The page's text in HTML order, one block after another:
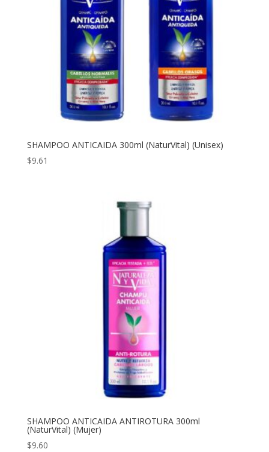
SHAMPOO ANTICAIDA 300ml (NaturVital) (Unisex)
$9.61
SHAMPOO ANTICAIDA ANTIROTURA 300ml
(NaturVital) (Mujer)
$9.60